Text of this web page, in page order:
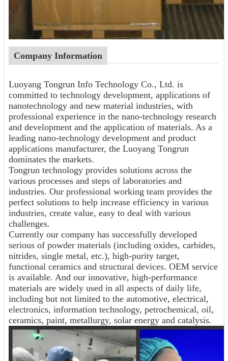
Company Information
Luoyang Tongrun Info Technology Co., Ltd. is
committed to technology development, applications of
nanotechnology and new material industries, with
professional experience in the nano-technology research
and development and the application of materials. As a
leading nano-technology development and product
applications manufacturer, the Luoyang Tongrun
dominates the markets.
Tongrun technology provides solutions across the
various processes and steps of laboratories and
industries. Our professional working team provides the
perfect solutions to help increase efficiency in various
industries, create value, easy to deal with various
challenges.
Currently our company has successfully developed
serious of powder materials (including oxides, carbides,
nitrides, single metal, etc.), high-purity target,
functional ceramics and structural devices. OEM service
is available. And our innovative, high-performance
materials are widely used in all aspects of daily life,
including but not limited to the automotive, electrical,
electronics, information technology, petrochemical, oil,
ceramics, paint, metallurgy, solar energy and catalysis.